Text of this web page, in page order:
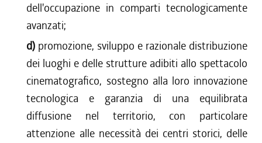
dell'occupazione in comparti tecnologicamente
avanzati;
d) promozione, sviluppo e razionale distribuzione
dei luoghi e delle strutture adibiti allo spettacolo
cinematografico, sostegno alla loro innovazione
tecnologica e garanzia di una equilibrata
diffusione nel territorio, con particolare
attenzione alle necessità dei centri storici, delle